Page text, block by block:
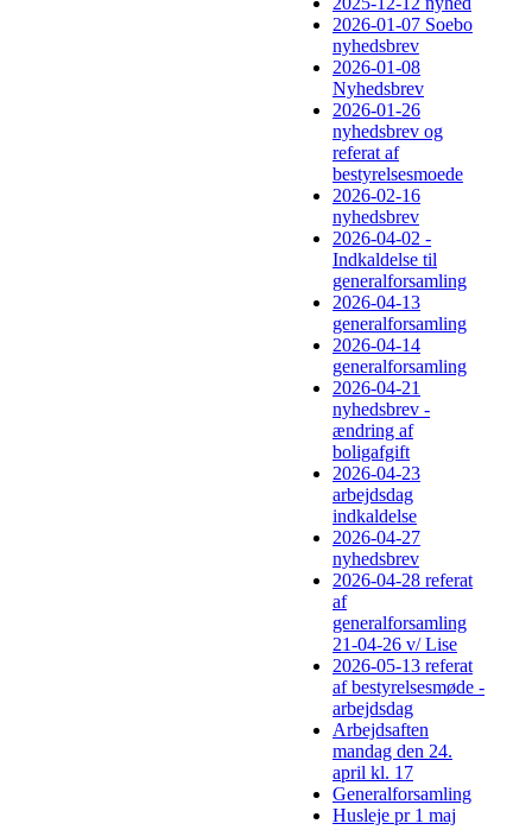
2026-01-07 Soebo
nyhedsbrev
2026-01-08
Nyhedsbrev
2026-01-26
nyhedsbrev og
referat af
bestyrelsesmoede
2026-02-16
nyhedsbrev
2026-04-02 -
Indkaldelse til
generalforsamling
2026-04-13
generalforsamling
2026-04-14
generalforsamling
2026-04-21
nyhedsbrev -
ændring af
boligafgift
2026-04-23
arbejdsdag
indkaldelse
2026-04-27
nyhedsbrev
2026-04-28 referat
af
generalforsamling
21-04-26 v/ Lise
2026-05-13 referat
af bestyrelsesmøde -
arbejdsdag
Arbejdsaften
mandag den 24.
april kl. 17
Generalforsamling
Husleje pr 1 maj